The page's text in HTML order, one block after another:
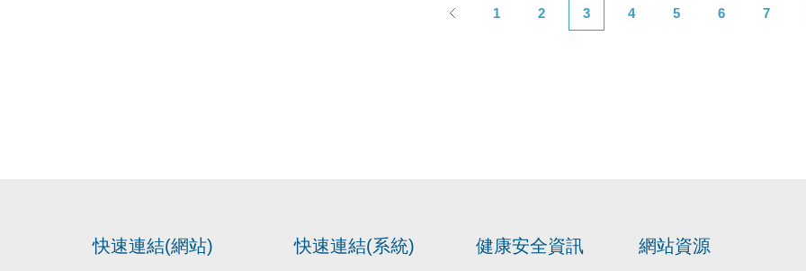
1 2 3 4 5 6 7
快速連結(網站) 快速連結(系統) 健康安全資訊 網站資源